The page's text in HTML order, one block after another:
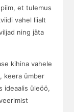
et tulemus
vahel liialt
ning jäta
kihina vahele
keera ümber
ideaalis üleöö,